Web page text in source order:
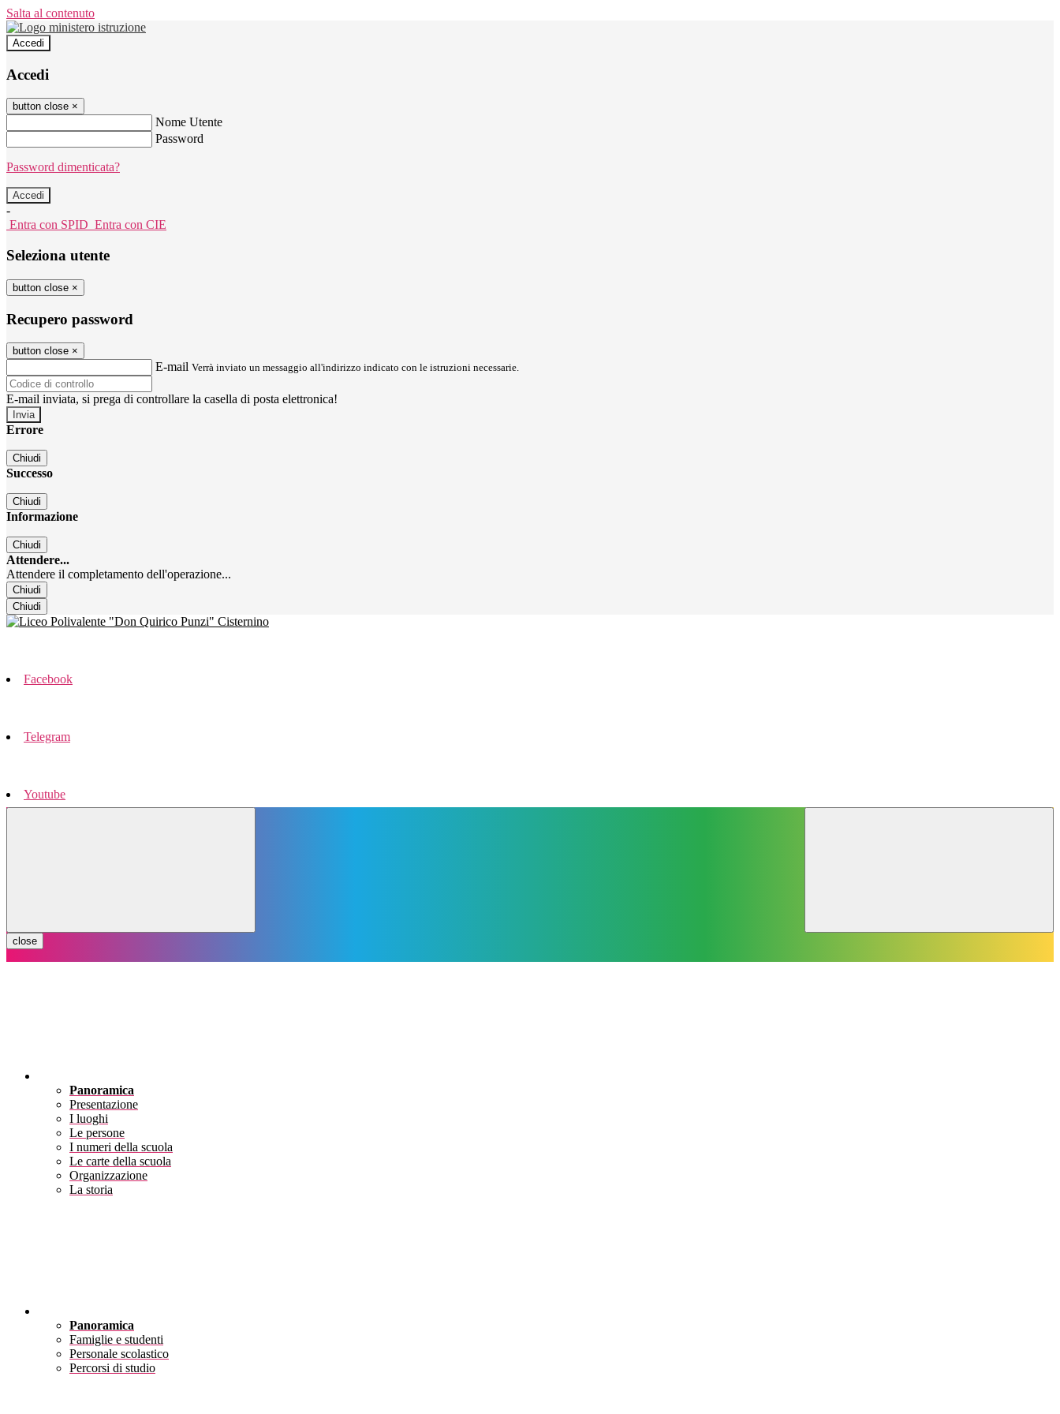
Salta al contenuto
Accedi
Accedi
button close ×
Nome Utente
Password
Password dimenticata?
-
Entra con SPID Entra con CIE
Seleziona utente
button close ×
Recupero password
button close ×
E-mail Verrà inviato un messaggio all'indirizzo indicato con le istruzioni necessarie.
E-mail inviata, si prega di controllare la casella di posta elettronica!
Errore
Chiudi
Successo
Chiudi
Informazione
Chiudi
Attendere...
Attendere il completamento dell'operazione...
Chiudi
Chiudi
Facebook
Telegram
Youtube
close
Panoramica
Presentazione
I luoghi
Le persone
I numeri della scuola
Le carte della scuola
Organizzazione
La storia
Panoramica
Famiglie e studenti
Personale scolastico
Percorsi di studio